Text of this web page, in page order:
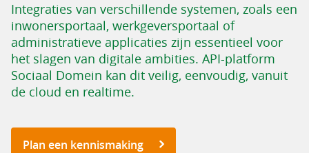
Insights
Integraties van verschillende systemen, zoals een
inwonersportaal, werkgeversportaal of
administratieve applicaties zijn essentieel voor
het slagen van digitale ambities. API-platform
Sociaal Domein kan dit veilig, eenvoudig, vanuit
de cloud en realtime.
Plan een kennismaking